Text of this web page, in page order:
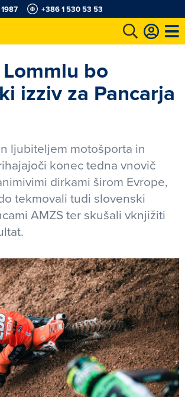
1987 +386 1 530 53 53
bo
izziv za Pancarja
ljubiteljem motošporta in
konec tedna vnovič
dirkami širom Evrope,
tekmovali tudi slovenski
AMZS ter skušali vknjižiti